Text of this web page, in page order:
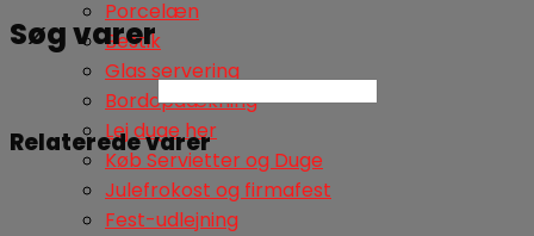
Porcelæn
Bestik
Glas servering
Bordopdækning
Lej duge her
Køb Servietter og Duge
Julefrokost og firmafest
Fest-udlejning
Søg varer
Relaterede varer